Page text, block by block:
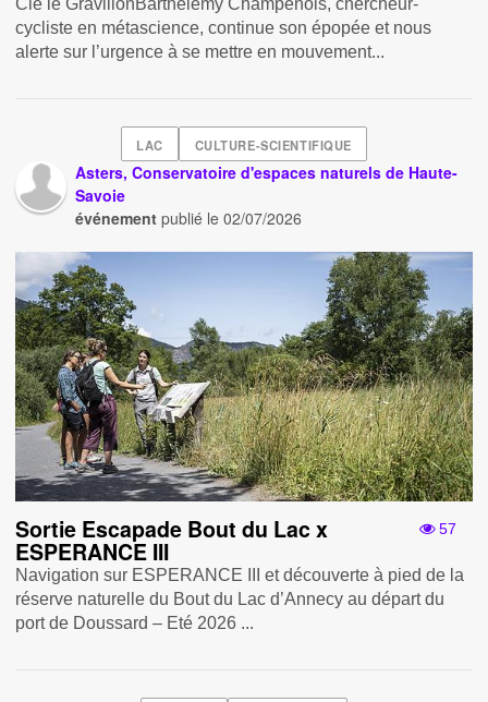
Cie le GravillonBarthélémy Champenois, chercheur-
cycliste en métascience, continue son épopée et nous
alerte sur l’urgence à se mettre en mouvement...
LAC CULTURE-SCIENTIFIQUE
Asters, Conservatoire d'espaces naturels de Haute-
Savoie
événement publié le02/07/2026
57
Sortie Escapade Bout du Lac x
ESPERANCE III
Navigation sur ESPERANCE III et découverte à pied de la
réserve naturelle du Bout du Lac d’Annecy au départ du
port de Doussard – Eté 2026 ...